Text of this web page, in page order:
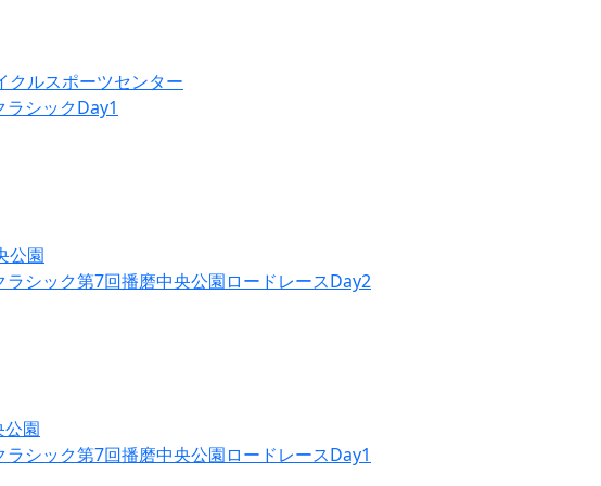
クルスポーツセンター
シックDay1
公園
シック第7回播磨中央公園ロードレースDay2
園
シック第7回播磨中央公園ロードレースDay1